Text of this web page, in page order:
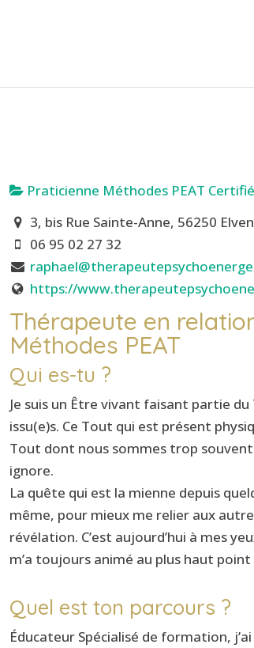
Praticienne Méthodes PEAT
3, bis Rue Sainte-Anne, 56250
06 95 02 27 32
https://
Thérapeute en
Méthodes PEAT
Qui es-tu ?
Je suis un Être vivant faisant partie
issu(e)s. Ce Tout qui est présent
Tout dont nous sommes trop souvent
ignore.
La quête qui est la mienne depuis
même, pour mieux me relier aux
révélation. C’est aujourd’hui à mes
m’a toujours animé au plus haut
Quel est ton parcours ?
Éducateur Spécialisé de formation,